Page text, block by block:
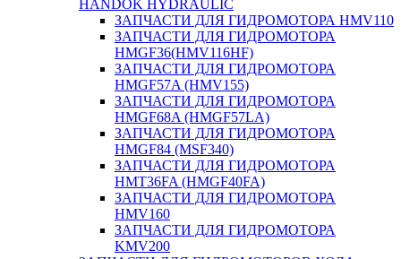
HANDOK HYDRAULIC
ЗАПЧАСТИ ДЛЯ ГИДРОМОТОРА HMV110
ЗАПЧАСТИ ДЛЯ ГИДРОМОТОРА
HMGF36(HMV116HF)
ЗАПЧАСТИ ДЛЯ ГИДРОМОТОРА
HMGF57A (HMV155)
ЗАПЧАСТИ ДЛЯ ГИДРОМОТОРА
HMGF68A (HMGF57LA)
ЗАПЧАСТИ ДЛЯ ГИДРОМОТОРА
HMGF84 (MSF340)
ЗАПЧАСТИ ДЛЯ ГИДРОМОТОРА
HMT36FA (HMGF40FA)
ЗАПЧАСТИ ДЛЯ ГИДРОМОТОРА
HMV160
ЗАПЧАСТИ ДЛЯ ГИДРОМОТОРА
KMV200